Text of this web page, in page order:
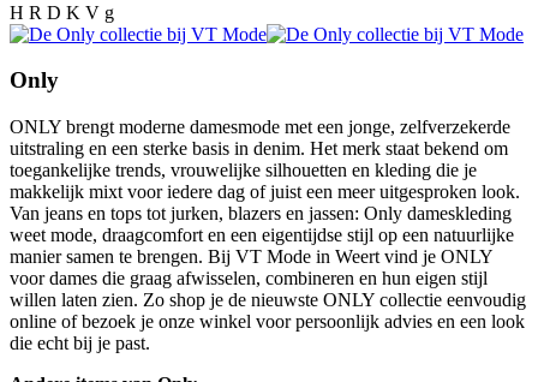
H R D K V g
Only
ONLY brengt moderne damesmode met een jonge, zelfverzekerde
uitstraling en een sterke basis in denim. Het merk staat bekend om
toegankelijke trends, vrouwelijke silhouetten en kleding die je
makkelijk mixt voor iedere dag of juist een meer uitgesproken look.
Van jeans en tops tot jurken, blazers en jassen: Only dameskleding
weet mode, draagcomfort en een eigentijdse stijl op een natuurlijke
manier samen te brengen. Bij VT Mode in Weert vind je ONLY
voor dames die graag afwisselen, combineren en hun eigen stijl
willen laten zien. Zo shop je de nieuwste ONLY collectie eenvoudig
online of bezoek je onze winkel voor persoonlijk advies en een look
die echt bij je past.